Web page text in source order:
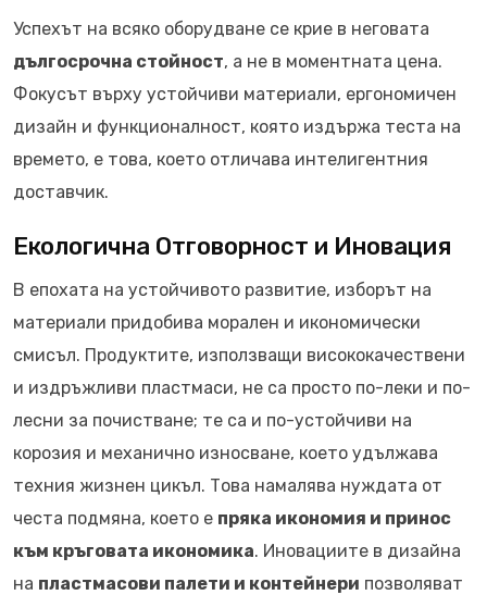
Успехът на всяко оборудване се крие в неговата
дългосрочна стойност, а не в моментната цена.
Фокусът върху устойчиви материали, ергономичен
дизайн и функционалност, която издържа теста на
времето, е това, което отличава интелигентния
доставчик.
Екологична Отговорност и Иновация
В епохата на устойчивото развитие, изборът на
материали придобива морален и икономически
смисъл. Продуктите, използващи висококачествени
и издръжливи пластмаси, не са просто по-леки и по-
лесни за почистване; те са и по-устойчиви на
корозия и механично износване, което удължава
техния жизнен цикъл. Това намалява нуждата от
честа подмяна, което е пряка икономия и принос
към кръговата икономика. Иновациите в дизайна
на пластмасови палети и контейнери позволяват